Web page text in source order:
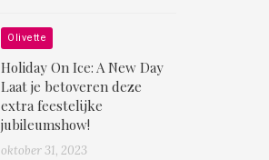
Olivette
Holiday On Ice: A New Day
Laat je betoveren deze
extra feestelijke
jubileumshow!
oktober 31, 2023